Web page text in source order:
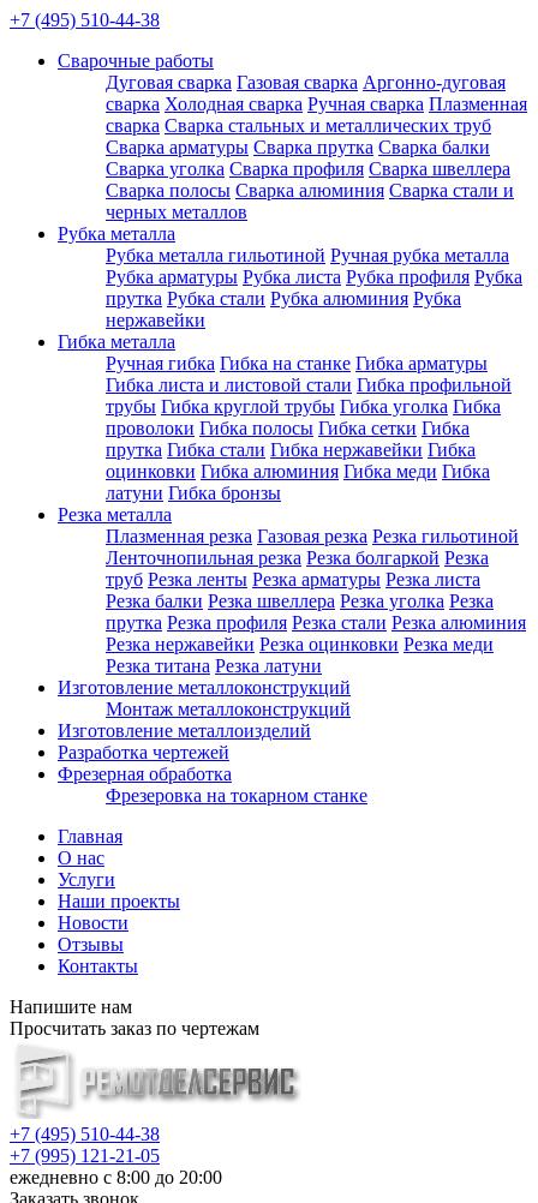
+7 (495) 510-44-38
Сварочные работы
Дуговая сварка Газовая сварка Аргонно-дуговая
сварка Холодная сварка Ручная сварка Плазменная
сварка Сварка стальных и металлических труб
Сварка арматуры Сварка прутка Сварка балки
Сварка уголка Сварка профиля Сварка швеллера
Сварка полосы Сварка алюминия Сварка стали и
черных металлов
Рубка металла
Рубка металла гильотиной Ручная рубка металла
Рубка арматуры Рубка листа Рубка профиля Рубка
прутка Рубка стали Рубка алюминия Рубка
нержавейки
Гибка металла
Ручная гибка Гибка на станке Гибка арматуры
Гибка листа и листовой стали Гибка профильной
трубы Гибка круглой трубы Гибка уголка Гибка
проволоки Гибка полосы Гибка сетки Гибка
прутка Гибка стали Гибка нержавейки Гибка
оцинковки Гибка алюминия Гибка меди Гибка
латуни Гибка бронзы
Резка металла
Плазменная резка Газовая резка Резка гильотиной
Ленточнопильная резка Резка болгаркой Резка
труб Резка ленты Резка арматуры Резка листа
Резка балки Резка швеллера Резка уголка Резка
прутка Резка профиля Резка стали Резка алюминия
Резка нержавейки Резка оцинковки Резка меди
Резка титана Резка латуни
Изготовление металлоконструкций
Монтаж металлоконструкций
Изготовление металлоизделий
Разработка чертежей
Фрезерная обработка
Фрезеровка на токарном станке
Главная
О нас
Услуги
Наши проекты
Новости
Отзывы
Контакты
Напишите нам
Просчитать заказ по чертежам
+7 (495) 510-44-38
+7 (995) 121-21-05
ежедневно с 8:00 до 20:00
Заказать звонок